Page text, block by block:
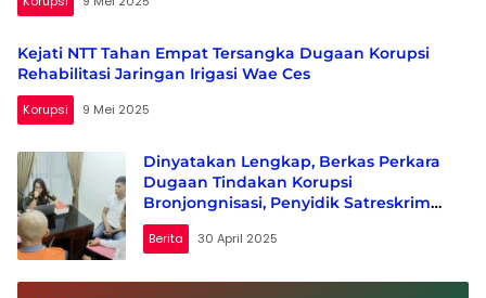
Kejati NTT Tahan Empat Tersangka Dugaan Korupsi
Rehabilitasi Jaringan Irigasi Wae Ces
Korupsi 9 Mei 2025
Dinyatakan Lengkap, Berkas Perkara
Dugaan Tindakan Korupsi
Bronjongnisasi, Penyidik Satreskrim
Polres Ende Serahkan Tersangka CS
alias J Ke JPU
Berita 30 April 2025